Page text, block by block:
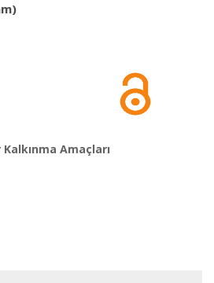
Amaçları